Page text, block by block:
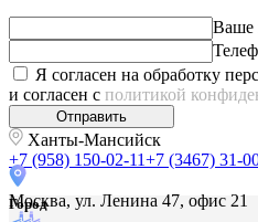
Москва, ул. Ленина 47, офис 21
Ваше
Я согласен на обработку
и согласен с политикой
Отправить
Ханты-Мансийск
+7 (958) 150-02-11+7 (3467) 31-
Город